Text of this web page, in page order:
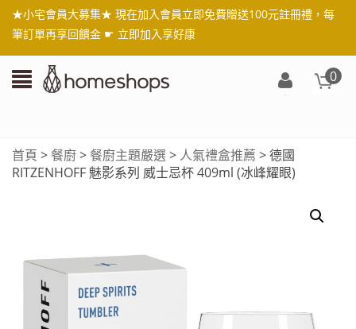
★小宅會員大募集★ 現在加入會員立即免費贈送100元註冊禮，每
筆訂單再享回饋金 ☛ 立即加入享好康
0
冊
首頁 > 餐廚> 餐廚主題嚴選> 人氣禮盒推薦 > 德國
RITZENHOFF 魅影系列 威士忌杯 409ml (冰峰耀眼)